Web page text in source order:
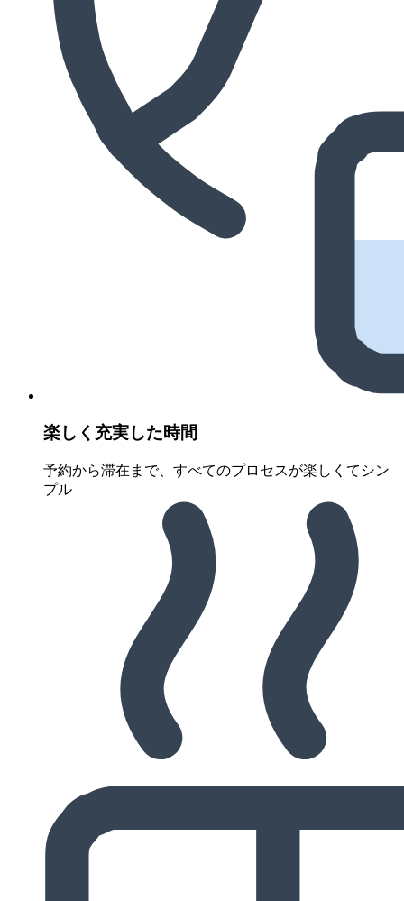
楽しく充実した時間
予約から滞在まで、すべてのプロセスが楽しくてシン
プル